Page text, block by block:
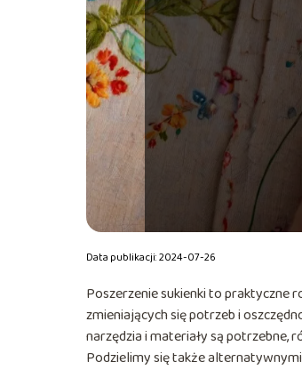
Data publikacji: 2024-07-26
Poszerzenie sukienki to praktyczne
zmieniających się potrzeb i
narzędzia i materiały są potrzebne,
Podzielimy się także